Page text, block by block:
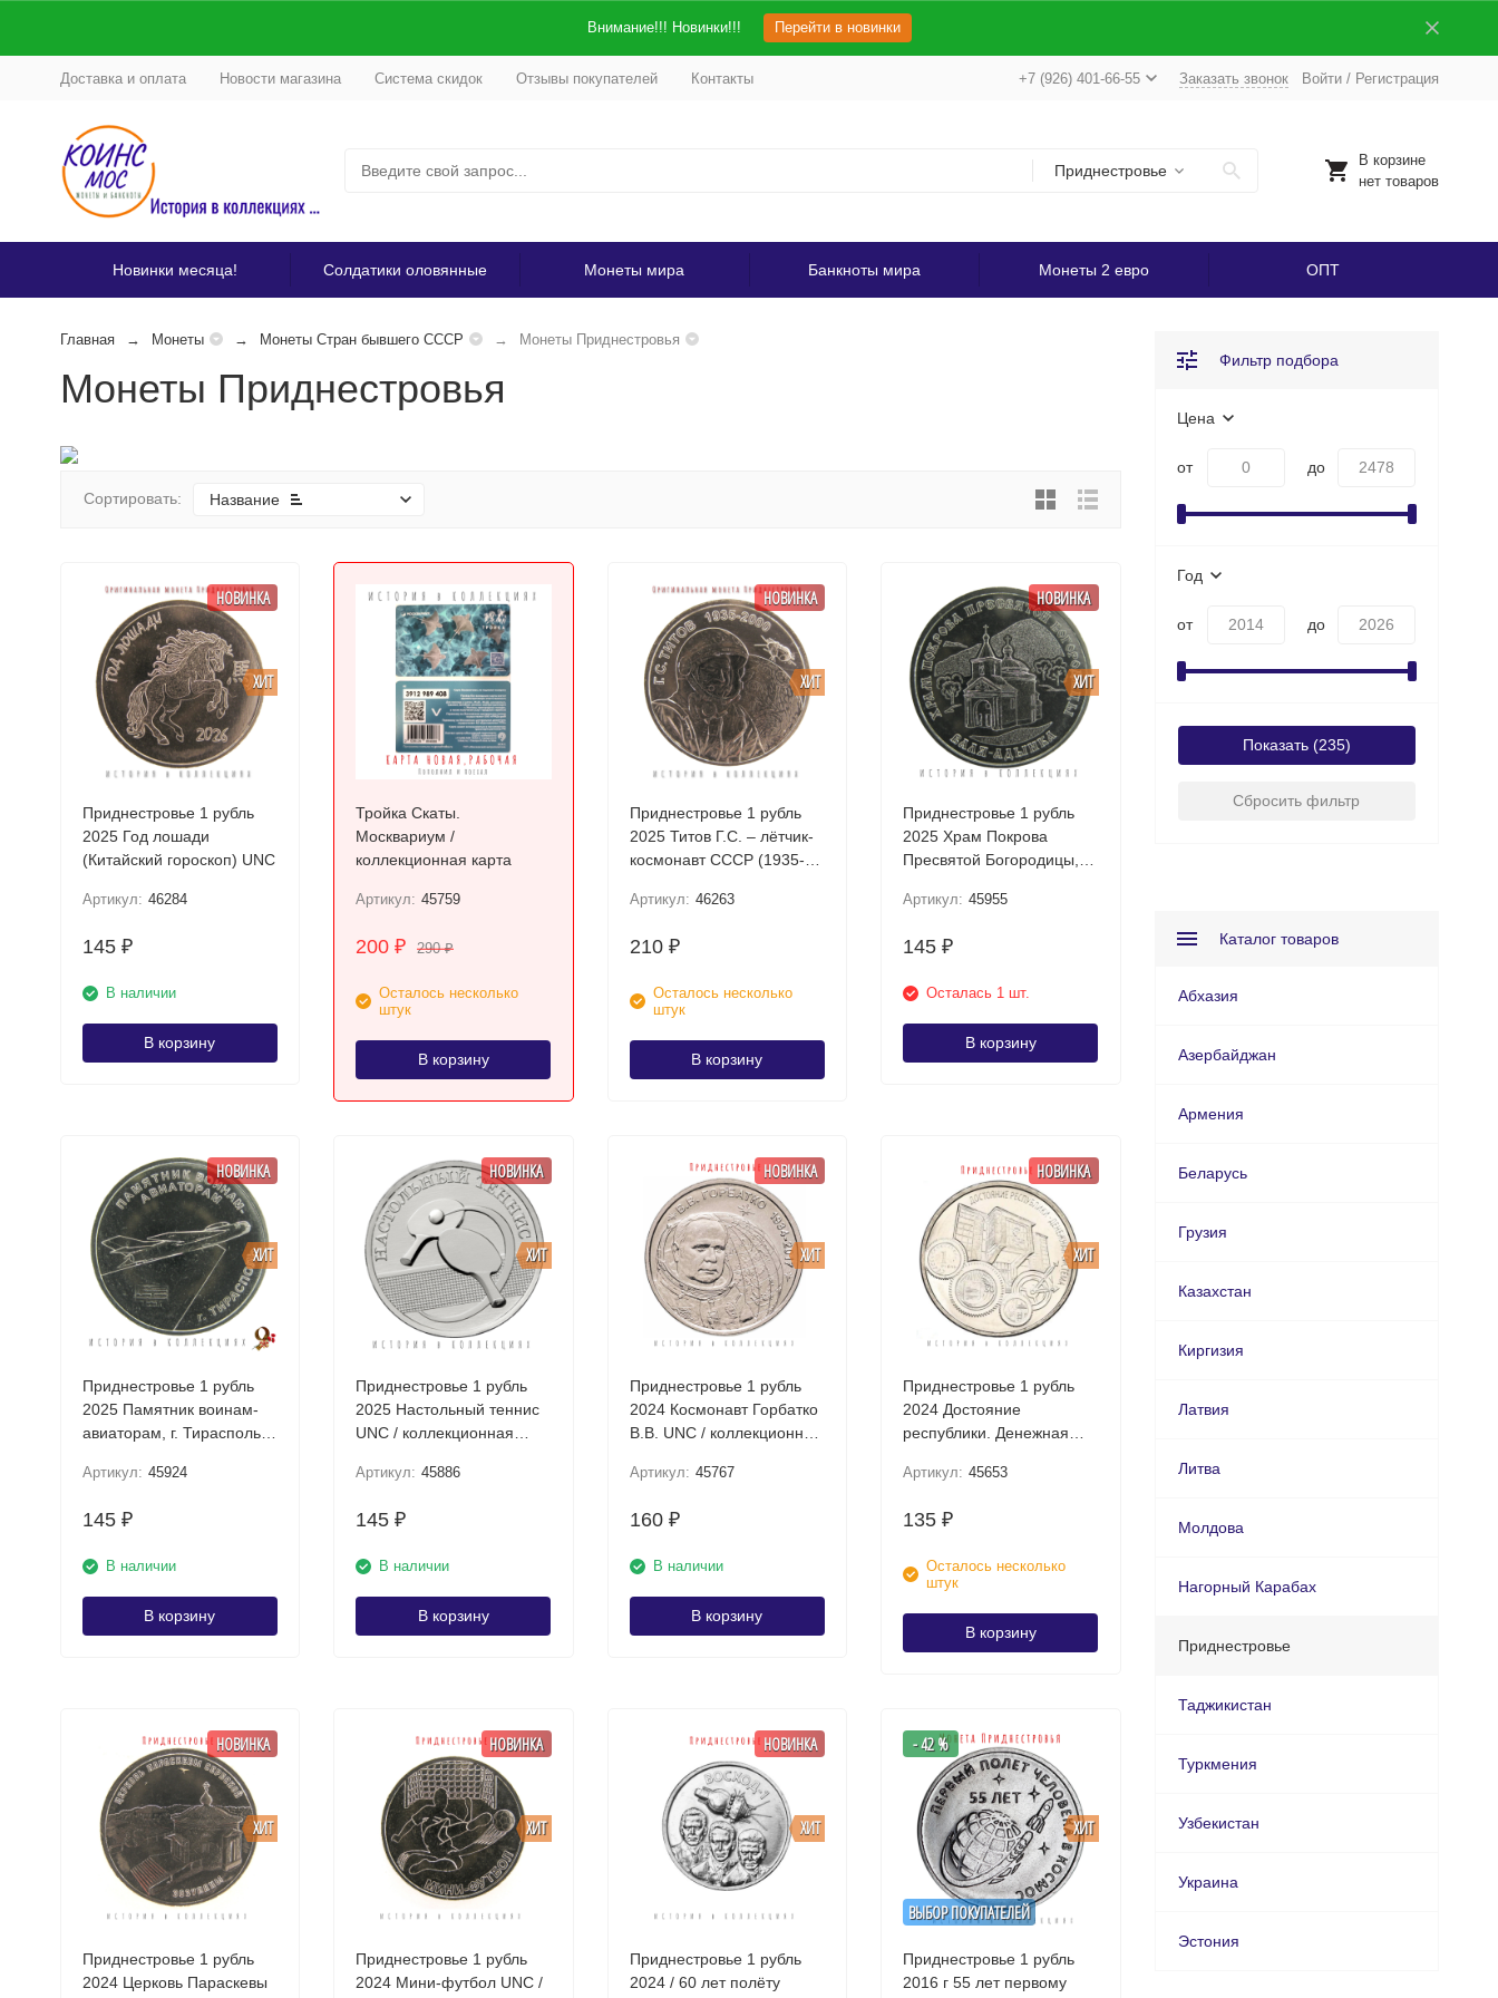
Внимание!!! Новинки!!! Перейти в новинки
Доставка и оплата Новости магазина Система скидок Отзывы покупателей Контакты +7 (926) 401-66-55 Заказать звонок Войти/ Регистрация
Приднестровье
В корзине
нет товаров
Новинки месяца! Солдатики оловянные Монеты мира Банкноты мира Монеты 2 евро ОПТ
Главная Монеты Монеты Стран бывшего СССР Монеты Приднестровья
Монеты Приднестровья
Сортировать: Название
ХИТ
НОВИНКА
Приднестровье 1 рубль
2025 Год лошади
(Китайский гороскоп) UNC
Артикул: 46284
145 ₽
В наличии
В корзину
Тройка Скаты.
Москвариум /
коллекционная карта
Артикул: 45759
200 ₽ 290₽
Осталось несколько
штук
В корзину
ХИТ
НОВИНКА
Приднестровье 1 рубль
2025 Титов Г.С. – лётчик-
космонавт СССР (1935-
Артикул: 46263
210 ₽
Осталось несколько
штук
В корзину
ХИТ
НОВИНКА
Приднестровье 1 рубль
2025 Храм Покрова
Пресвятой Богородицы, с.
коллекционная монета
Артикул: 45955
145 ₽
Осталась 1 шт.
В корзину
ХИТ
НОВИНКА
Приднестровье 1 рубль
2025 Памятник воинам-
авиаторам, г. Тирасполь
монета
Артикул: 45924
145 ₽
В наличии
В корзину
ХИТ
НОВИНКА
Приднестровье 1 рубль
2025 Настольный теннис
UNC / коллекционная
Артикул: 45886
145 ₽
В наличии
В корзину
ХИТ
НОВИНКА
Приднестровье 1 рубль
2024 Космонавт Горбатко
В.В. UNC / коллекционная
Артикул: 45767
160 ₽
В наличии
В корзину
ХИТ
НОВИНКА
Приднестровье 1 рубль
2024 Достояние
республики. Денежная
коллекционная монета
Артикул: 45653
135 ₽
Осталось несколько
штук
В корзину
ХИТ
НОВИНКА
Приднестровье 1 рубль
2024 Церковь Параскевы
ХИТ
НОВИНКА
Приднестровье 1 рубль
2024 Мини-футбол UNC /
ХИТ
НОВИНКА
Приднестровье 1 рубль
2024 / 60 лет полёту
ВЫБОР ПОКУПАТЕЛЕЙ
ХИТ
- 42 %
Приднестровье 1 рубль
2016 г 55 лет первому
Фильтр подбора
Цена
от до
Год
от до
Показать
Сбросить фильтр
Каталог товаров
Абхазия
Азербайджан
Армения
Беларусь
Грузия
Казахстан
Киргизия
Латвия
Литва
Молдова
Нагорный Карабах
Приднестровье
Таджикистан
Туркмения
Узбекистан
Украина
Эстония